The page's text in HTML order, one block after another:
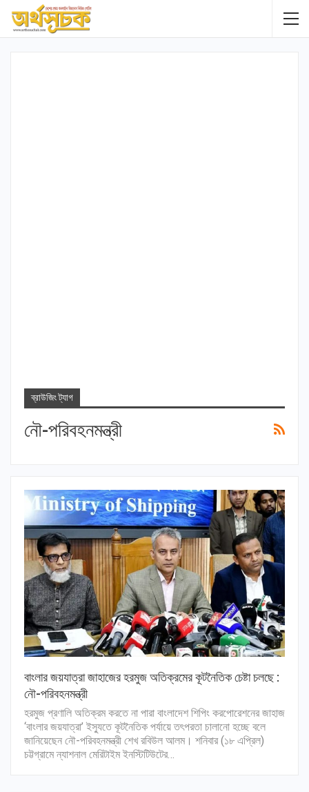
ব্রাউজিং ট্যাগ
নৌ-পরিবহনমন্ত্রী
বাংলার জয়যাত্রা জাহাজের হরমুজ অতিক্রমের কূটনৈতিক চেষ্টা চলছে :
নৌ-পরিবহনমন্ত্রী
হরমুজ প্রণালি অতিক্রম করতে না পারা বাংলাদেশ শিপিং করপোরেশনের জাহাজ
‘বাংলার জয়যাত্রা’ ইস্যুতে কূটনৈতিক পর্যায়ে তৎপরতা চালানো হচ্ছে বলে
জানিয়েছেন নৌ-পরিবহনমন্ত্রী শেখ রবিউল আলম। শনিবার (১৮ এপ্রিল)
চট্টগ্রামে ন্যাশনাল মেরিটাইম ইনস্টিটিউটের…